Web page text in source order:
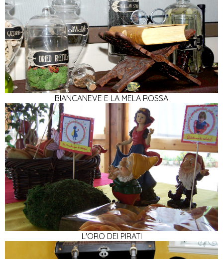
BIANCANEVE E LA MELA ROSSA
L'ORO DEI PIRATI